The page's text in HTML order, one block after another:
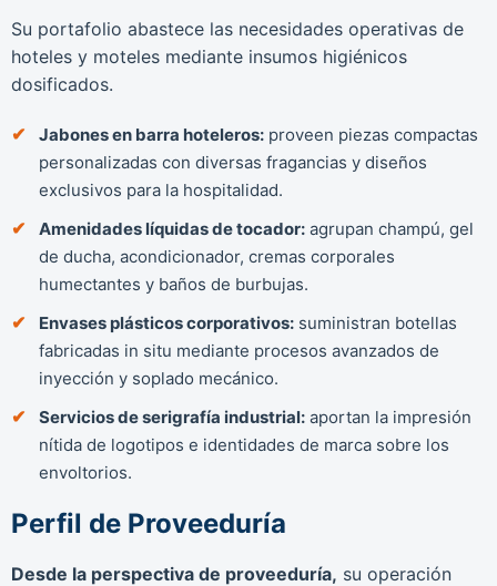
Su portafolio abastece las necesidades operativas de
hoteles y moteles mediante insumos higiénicos
dosificados.
Jabones en barra hoteleros: proveen piezas compactas
personalizadas con diversas fragancias y diseños
exclusivos para la hospitalidad.
Amenidades líquidas de tocador: agrupan champú, gel
de ducha, acondicionador, cremas corporales
humectantes y baños de burbujas.
Envases plásticos corporativos: suministran botellas
fabricadas in situ mediante procesos avanzados de
inyección y soplado mecánico.
Servicios de serigrafía industrial: aportan la impresión
nítida de logotipos e identidades de marca sobre los
envoltorios.
Perfil de Proveeduría
Desde la perspectiva de proveeduría, su operación